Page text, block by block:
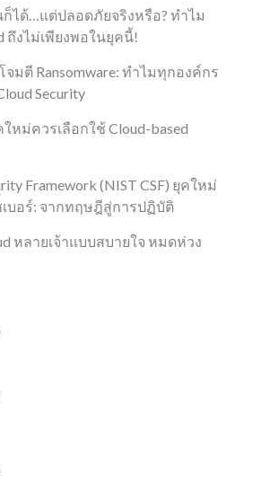
ได้…แต่ปลอดภัยจริงหรือ? ทำไม
ถึงไม่เพียงพอในยุคนี้!
จมตี Ransomware: ทำไมทุกองค์กร
Security
หม่ควรเลือกใช้ Cloud-based
Framework (NIST CSF) ยุคใหม่
บอร์: จากทฤษฎีสู่การปฏิบัติ
หลายเจ้าแบบสบายใจ หมดห่วง